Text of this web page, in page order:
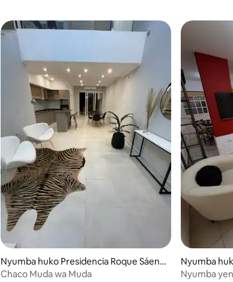
Nyumba huko Presidencia Roque Sáenz
Peña
Chaco Muda wa Muda
Nyumba
Nyumba